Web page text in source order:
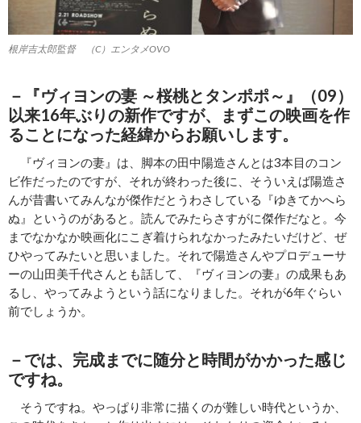
根岸吉太郎監督 （C）エンタメOVO
－『ヴィヨンの妻 ～桜桃とタンポポ～』（09）
以来16年ぶりの新作ですが、まずこの映画を作
ることになった経緯からお願いします。
『ヴィヨンの妻』は、脚本の田中陽造さんとは3本目のコン
ビ作だったのですが、それが終わった後に、そういえば陽造さ
んが昔書いてみんなが傑作だとうわさしている『ゆきてかへら
ぬ』というのがあると。読んでみたらさすがに傑作だなと。今
までなかなか映画化にこぎ着けられなかったみたいだけど、ぜ
ひやってみたいと思いました。それで陽造さんやプロデューサ
ーの山田美千代さんとも話して、『ヴィヨンの妻』の成果もあ
るし、やってみようという話になりました。それが6年ぐらい
前でしょうか。
－では、完成までに随分と時間がかかった感じ
ですね。
そうですね。やっぱり非常に描くのが難しい時代というか、